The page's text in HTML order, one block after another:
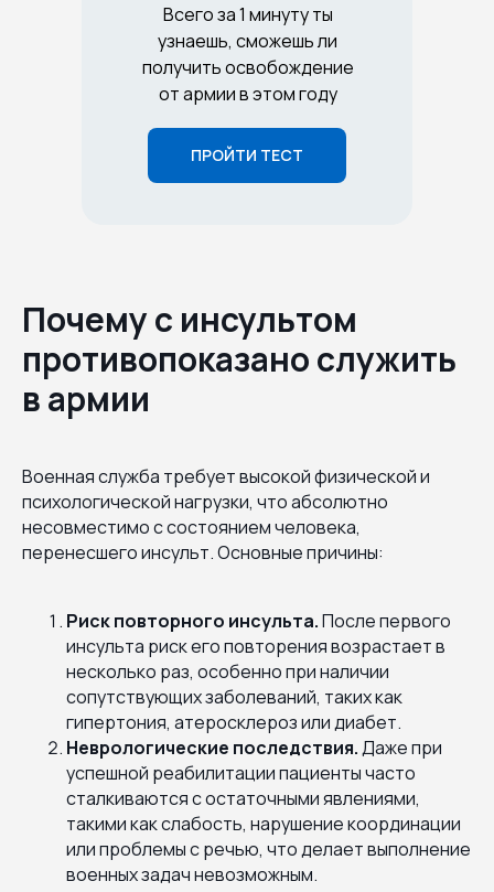
ПРОЙТИ ТЕСТ
Всего за 1 минуту ты
узнаешь, сможешь ли
получить освобождение
от армии в этом году
Почему с инсультом
противопоказано служить
в армии
Военная служба требует высокой физической и
психологической нагрузки, что абсолютно
несовместимо с состоянием человека,
перенесшего инсульт. Основные причины:
Риск повторного инсульта.После первого
инсульта риск его повторения возрастает в
несколько раз, особенно при наличии
сопутствующих заболеваний, таких как
гипертония, атеросклероз или диабет.
Неврологические последствия.Даже при
успешной реабилитации пациенты часто
сталкиваются с остаточными явлениями,
такими как слабость, нарушение координации
или проблемы с речью, что делает выполнение
военных задач невозможным.